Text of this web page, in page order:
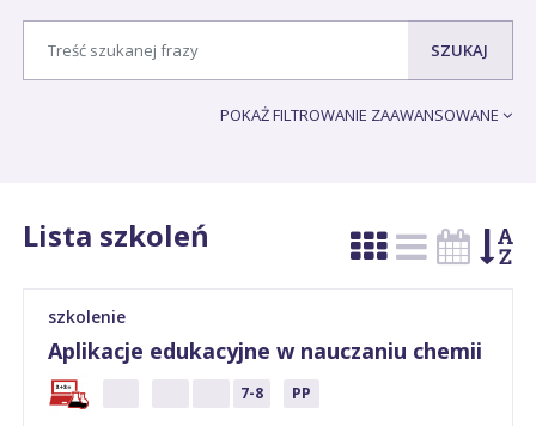
SZUKAJ
POKAŻ FILTROWANIE ZAAWANSOWANE
Lista szkoleń
szkolenie
Aplikacje edukacyjne w nauczaniu chemii
7-8 PP